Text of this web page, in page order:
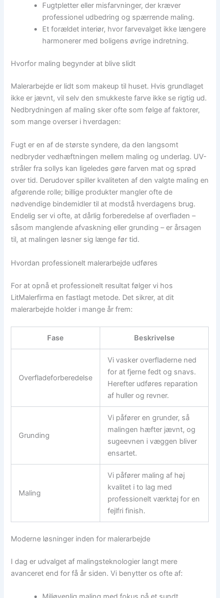
Fugtpletter eller misfarvninger, der kræver
professionel udbedring og spærrende maling.
Et forældet interiør, hvor farvevalget ikke længere
harmonerer med boligens øvrige indretning.
Hvorfor maling begynder at blive slidt
Malerarbejde er lidt som makeup til huset. Hvis grundlaget
ikke er jævnt, vil selv den smukkeste farve ikke se rigtig ud.
Nedbrydningen af maling sker ofte som følge af faktorer,
som mange overser i hverdagen:
Fugt er en af de største syndere, da den langsomt
nedbryder vedhæftningen mellem maling og underlag. UV-
stråler fra sollys kan ligeledes gøre farven mat og sprød
over tid. Derudover spiller kvaliteten af den valgte maling en
afgørende rolle; billige produkter mangler ofte de
nødvendige bindemidler til at modstå hverdagens brug.
Endelig ser vi ofte, at dårlig forberedelse af overfladen –
såsom manglende afvaskning eller grunding – er årsagen
til, at malingen løsner sig længe før tid.
Hvordan professionelt malerarbejde udføres
For at opnå et professionelt resultat følger vi hos
LitMalerfirma en fastlagt metode. Det sikrer, at dit
malerarbejde holder i mange år frem:
Fase Beskrivelse
Overfladeforberedelse
Vi vasker overfladerne ned
for at fjerne fedt og snavs.
Herefter udføres reparation
af huller og revner.
Grunding
Vi påfører en grunder, så
malingen hæfter jævnt, og
sugeevnen i væggen bliver
ensartet.
Maling
Vi påfører maling af høj
kvalitet i to lag med
professionelt værktøj for en
fejlfri finish.
Moderne løsninger inden for malerarbejde
I dag er udvalget af malingsteknologier langt mere
avanceret end for få år siden. Vi benytter os ofte af: